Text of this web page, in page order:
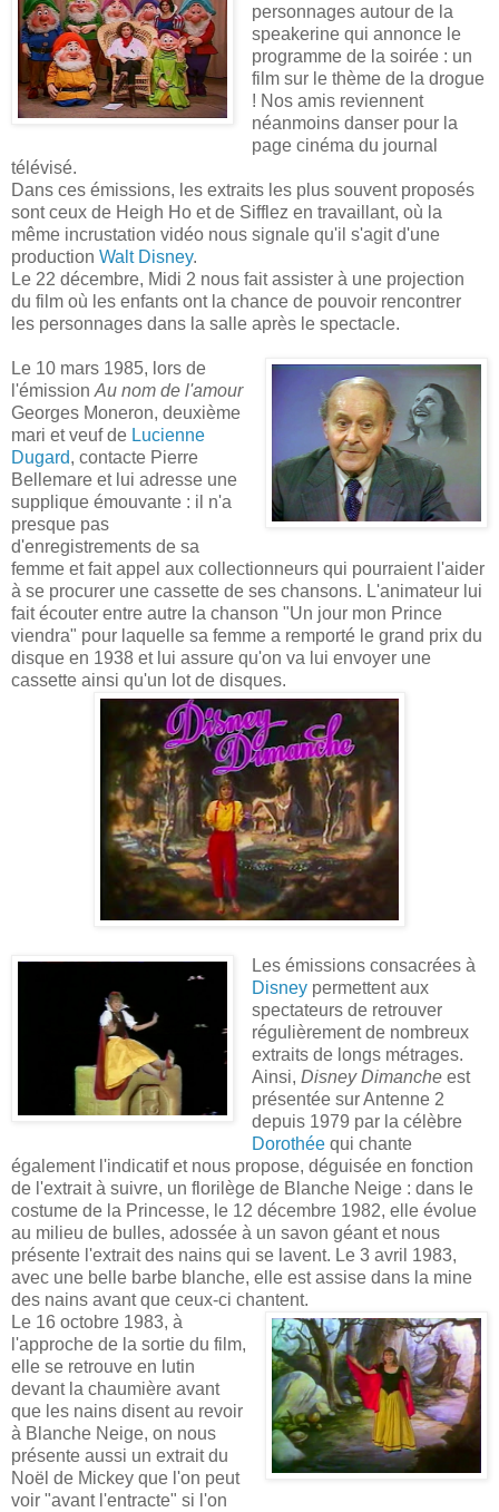
personnages autour de la
speakerine qui annonce le
programme de la soirée : un
film sur le thème de la drogue
! Nos amis reviennent
néanmoins danser pour la
page cinéma du journal
télévisé.
Dans ces émissions, les extraits les plus souvent proposés
sont ceux de Heigh Ho et de Sifflez en travaillant, où la
même incrustation vidéo nous signale qu'il s'agit d'une
production Walt Disney.
Le 22 décembre, Midi 2 nous fait assister à une projection
du film où les enfants ont la chance de pouvoir rencontrer
les personnages dans la salle après le spectacle.
Le 10 mars 1985, lors de
l'émission Au nom de l'amour
Georges Moneron, deuxième
mari et veuf de Lucienne
Dugard, contacte Pierre
Bellemare et lui adresse une
supplique émouvante : il n'a
presque pas
d'enregistrements de sa
femme et fait appel aux collectionneurs qui pourraient l'aider
à se procurer une cassette de ses chansons. L'animateur lui
fait écouter entre autre la chanson "Un jour mon Prince
viendra" pour laquelle sa femme a remporté le grand prix du
disque en 1938 et lui assure qu'on va lui envoyer une
cassette ainsi qu'un lot de disques.
Les émissions consacrées à
Disneypermettent aux
spectateurs de retrouver
régulièrement de nombreux
extraits de longs métrages.
Ainsi, Disney Dimancheest
présentée sur Antenne 2
depuis 1979 par la célèbre
Dorothéequi chante
également l'indicatif et nous propose, déguisée en fonction
de l'extrait à suivre, un florilège de Blanche Neige : dans le
costume de la Princesse, le 12 décembre 1982, elle évolue
au milieu de bulles, adossée à un savon géant et nous
présente l'extrait des nains qui se lavent. Le 3 avril 1983,
avec une belle barbe blanche, elle est assise dans la mine
des nains avant que ceux-ci chantent.
Le 16 octobre 1983, à
l'approche de la sortie du film,
elle se retrouve en lutin
devant la chaumière avant
que les nains disent au revoir
à Blanche Neige, on nous
présente aussi un extrait du
Noël de Mickey que l'on peut
voir "avant l'entracte" si l'on